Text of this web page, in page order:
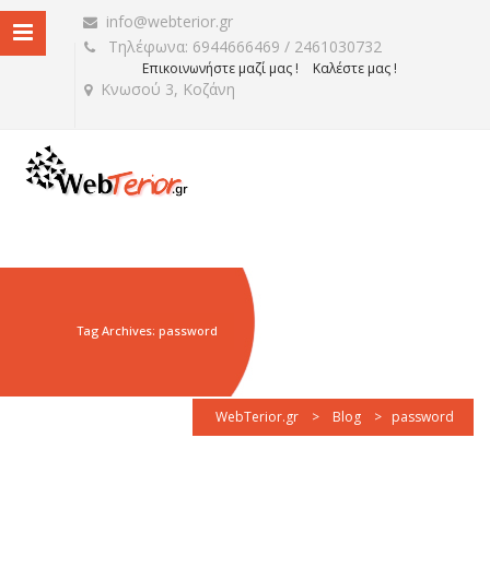
info@webterior.gr
Τηλέφωνα: 6944666469 / 2461030732
Κνωσού 3, Κοζάνη
Επικοινωνήστε μαζί μας ! Καλέστε μας !
Tag Archives: password
WebTerior.gr > Blog > password